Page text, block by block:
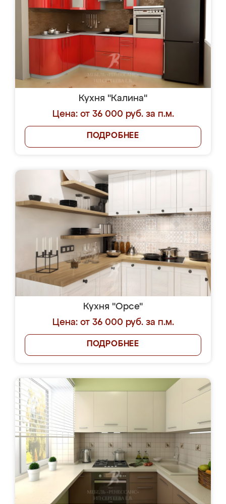
Кухня "Калина"
Цена: от 36 000 руб. за п.м.
ПОДРОБНЕЕ
Кухня "Орсе"
Цена: от 36 000 руб. за п.м.
ПОДРОБНЕЕ